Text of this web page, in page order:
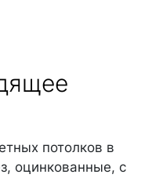
потолков в
оцинкованные, с